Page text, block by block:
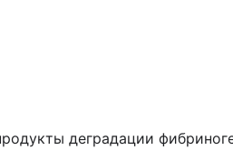
деградации